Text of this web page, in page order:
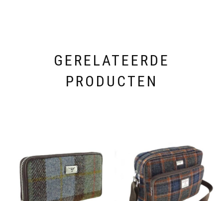
GERELATEERDE
PRODUCTEN